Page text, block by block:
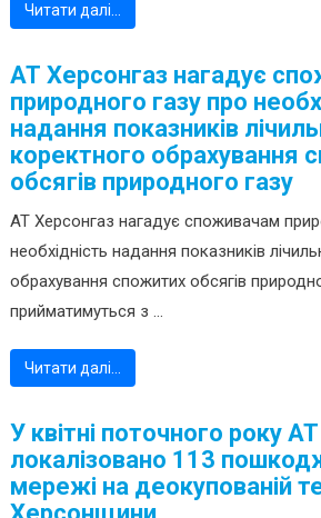
Читати далі…
АТ Херсонгаз нагадує
природного газу про
надання показників
коректного обрахування
обсягів природного газу
АТ Херсонгаз нагадує споживачам
необхідність надання показників
обрахування спожитих обсягів
прийматимуться з ...
Читати далі…
У квітні поточного року
локалізовано 113
мережі на деокупованій